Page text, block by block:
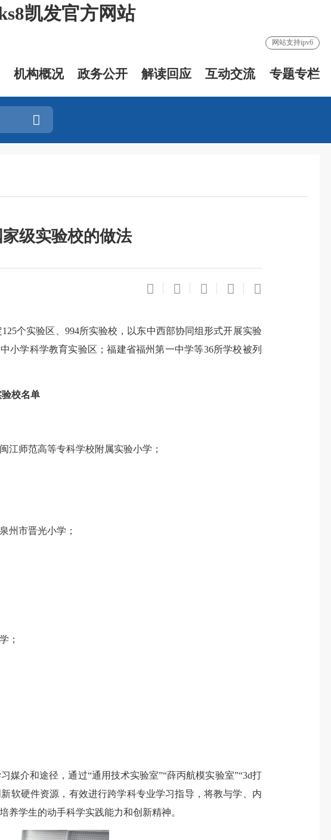
凯发官方网站
网站支持ipv6
机构概况 政务公开 解读回应 互动交流 专题专栏
级实验校的做法
个实验区、994所实验校，以东中西部协同组形式开展实验
小学科学教育实验区；福建省福州第一中学等36所学校被列
校名单
师范高等专科学校附属实验小学；
州市晋光小学；
；
介和途径，通过“通用技术实验室”“薛丙航模实验室”“3d打
软硬件资源，有效进行跨学科专业学习指导，将教与学、内
学生的动手科学实践能力和创新精神。